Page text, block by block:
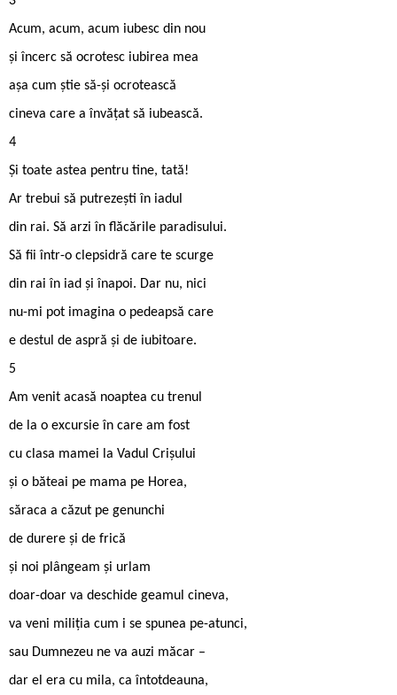
Acum, acum, acum iubesc din nou
și încerc să ocrotesc iubirea mea
așa cum știe să-și ocrotească
cineva care a învățat să iubească.
4
Și toate astea pentru tine, tată!
Ar trebui să putrezești în iadul
din rai. Să arzi în flăcările paradisului.
Să fii într-o clepsidră care te scurge
din rai în iad și înapoi. Dar nu, nici
nu-mi pot imagina o pedeapsă care
e destul de aspră și de iubitoare.
5
Am venit acasă noaptea cu trenul
de la o excursie în care am fost
cu clasa mamei la Vadul Crișului
și o băteai pe mama pe Horea,
săraca a căzut pe genunchi
de durere și de frică
și noi plângeam și urlam
doar-doar va deschide geamul cineva,
va veni miliția cum i se spunea pe-atunci,
sau Dumnezeu ne va auzi măcar –
dar el era cu mila, ca întotdeauna,